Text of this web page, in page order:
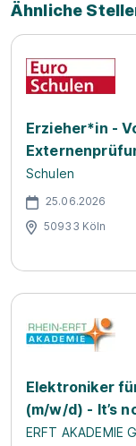
Ähnliche
Erzieher*in -
Schulen
25.06.2026
50933 Köln
Elektroniker
(m/w/d) - It’s
ERFT AKADEMIE